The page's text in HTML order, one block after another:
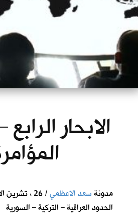
الابحار
مدونةسعد الاعظمي
الحدود العراقية – التركية – السورية